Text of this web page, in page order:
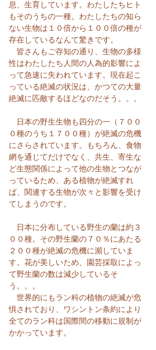
息、生育しています。わたしたちヒト
もそのうちの一種。わたしたちの知ら
ない生物は１０倍から１００倍の種が
存在しているなんて驚きです。
皆さんもご存知の通り、生物の多様
性はわたしたち人間の人為的影響によ
って急速に失われています。現在起こ
っている絶滅の状況は、かつての大量
絶滅に匹敵するほどなのだそう。。。
日本の野生生物も四分の一（７００
０種のうち１７００種）が絶滅の危機
にさらされています。もちろん、食物
網を通じてだけでなく、共生、寄生な
ど生態関係によって他の生物とつなが
っているため、ある植物が絶滅すれ
ば、関連する生物が次々と影響を受け
てしまうのです。
日本に分布している野生の蘭は約３
００種。その野生蘭の７０％にあたる
２００種が絶滅の危機に瀕していま
す。花が美しいため、園芸採取によっ
て野生蘭の数は減少しているそ
う。。。
世界的にもラン科の植物の絶滅が危
惧されており、ワシントン条約により
全てのラン科は国際間の移動に規制が
かかっています。